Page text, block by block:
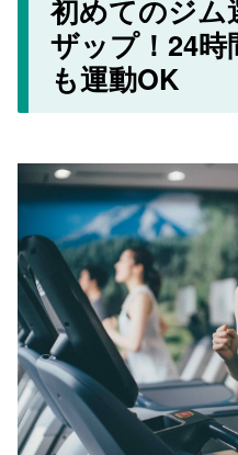
初めてのジム
ザップ！24
も運動OK